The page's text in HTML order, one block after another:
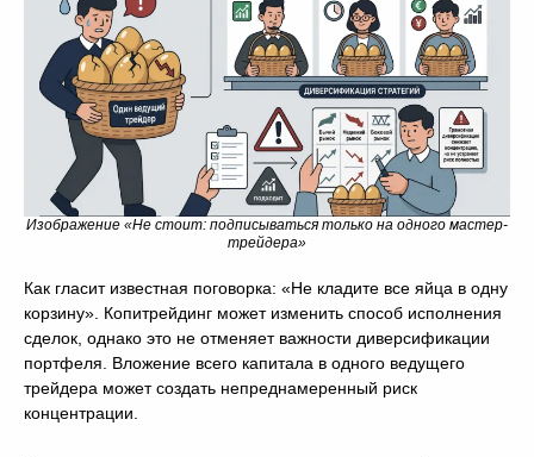
Изображение «Не стоит: подписываться только на одного мастер-
трейдера»
Как гласит известная поговорка: «Не кладите все яйца в одну
корзину». Копитрейдинг может изменить способ исполнения
сделок, однако это не отменяет важности диверсификации
портфеля. Вложение всего капитала в одного ведущего
трейдера может создать непреднамеренный риск
концентрации.